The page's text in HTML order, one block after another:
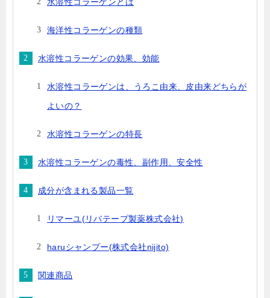
水溶性コラーゲンとは
海洋性コラーゲンの種類
水溶性コラーゲンの効果、効能
水溶性コラーゲンは、うろこ由来、皮由来どちらが
よいの？
水溶性コラーゲンの特長
水溶性コラーゲンの毒性、副作用、安全性
成分が含まれる製品一覧
リマーユ(リバテープ製薬株式会社)
haruシャンプー(株式会社nijito)
関連商品